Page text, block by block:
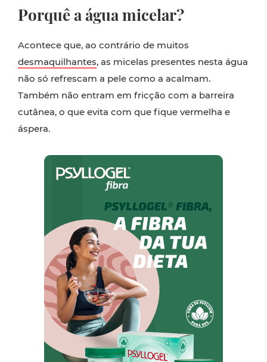
Porquê a água micelar?
Acontece que, ao contrário de muitos
desmaquilhantes, as micelas presentes nesta água
não só refrescam a pele como a acalmam.
Também não entram em fricção com a barreira
cutânea, o que evita com que fique vermelha e
áspera.